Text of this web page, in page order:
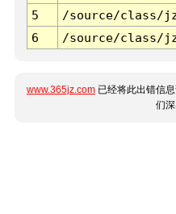
5
/source/class/
6
/source/class/
www.365jz.com 已经将此出错信
们